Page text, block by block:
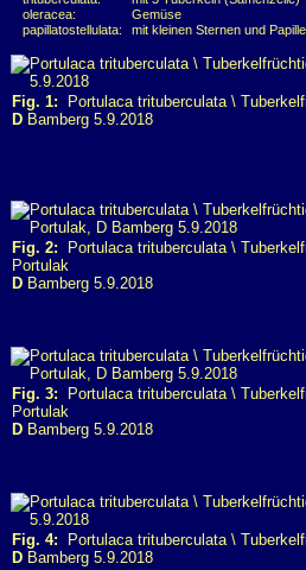
oleracea:
Gemüse
papillatostellulata:
mit kleinen Sternen und
Fig. 1: Portulaca trituberculata \
D Bamberg 5.9.2018
Fig. 2: Portulaca trituberculata \
Portulak
D Bamberg 5.9.2018
Fig. 3: Portulaca trituberculata \
Portulak
D Bamberg 5.9.2018
Fig. 4: Portulaca trituberculata \
D Bamberg 5.9.2018